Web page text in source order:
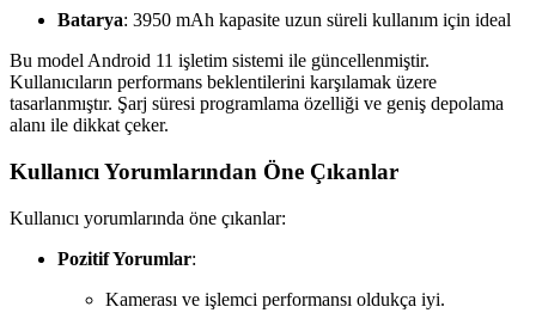
Batarya: 3950 mAh kapasite uzun süreli kullanım için ideal
Bu model Android 11 işletim sistemi ile güncellenmiştir.
Kullanıcıların performans beklentilerini karşılamak üzere
tasarlanmıştır. Şarj süresi programlama özelliği ve geniş depolama
alanı ile dikkat çeker.
Kullanıcı Yorumlarından Öne Çıkanlar
Kullanıcı yorumlarında öne çıkanlar:
Pozitif Yorumlar:
Kamerası ve işlemci performansı oldukça iyi.